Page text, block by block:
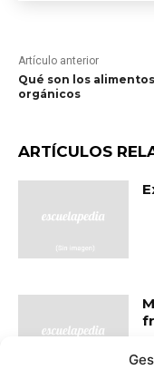
Artículo anterior
Qué son los alimentos
orgánicos
ARTÍCULOS